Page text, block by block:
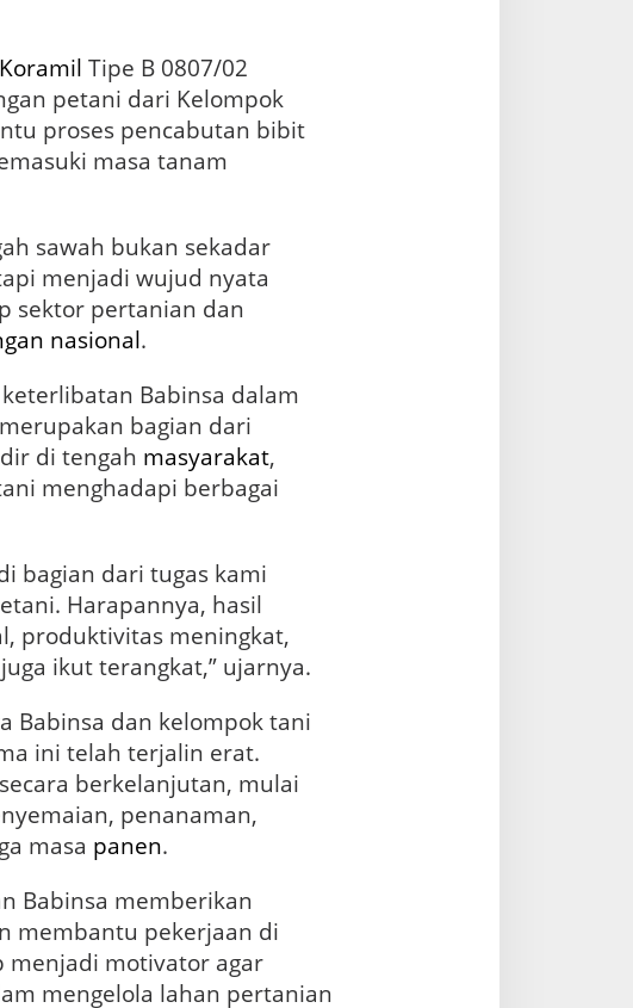
Koramil Tipe B 0807/02
petani dari Kelompok
proses pencabutan bibit
masa tanam
sawah bukan sekadar
menjadi wujud nyata
sektor pertanian dan
nasional.
Babinsa dalam
bagian dari
di tengah masyarakat,
menghadapi berbagai
bagian dari tugas kami
Harapannya, hasil
produktivitas meningkat,
ikut terangkat,” ujarnya.
Babinsa dan kelompok tani
ini telah terjalin erat.
berkelanjutan, mulai
penanaman,
masa panen.
Babinsa memberikan
membantu pekerjaan di
menjadi motivator agar
mengelola lahan pertanian